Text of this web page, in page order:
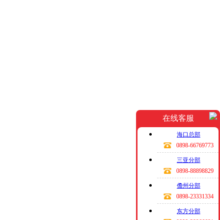
在线客服
海口总部
0898-66769773
三亚分部
0898-88898829
儋州分部
0898-23331334
东方分部